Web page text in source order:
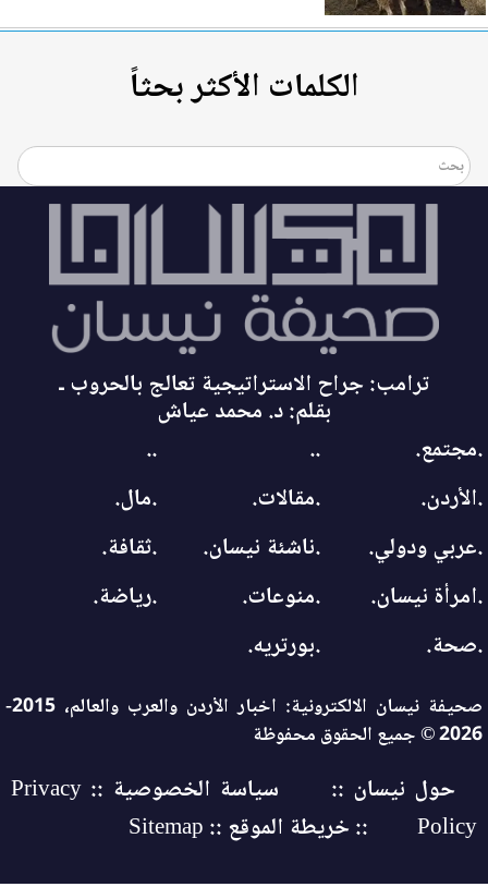
الكلمات الأكثر بحثاً
ترامب: جراح الاستراتيجية تعالج بالحروب ـ
بقلم: د. محمد عياش
.مجتمع.
..
..
.الأردن.
.مقالات.
.مال.
.عربي ودولي.
.ناشئة نيسان.
.ثقافة.
.امرأة نيسان.
.منوعات.
.رياضة.
.صحة.
.بورتريه.
صحيفة نيسان الالكترونية: اخبار الأردن والعرب والعالم، 2015-
2026 © جميع الحقوق محفوظة
حول نيسان ::
سياسة الخصوصية :: Privacy
Policy
:: خريطة الموقع :: Sitemap